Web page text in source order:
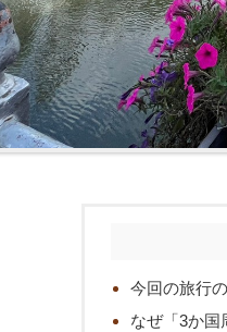
今回の旅行
なぜ「3か国